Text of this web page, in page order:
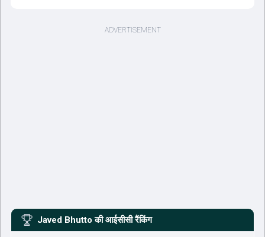
Javed Bhutto की आईसीसी रैंकिंग